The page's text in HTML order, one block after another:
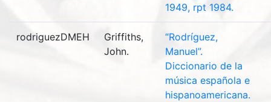
1949, rpt 1984.
rodriguezDMEH
Griffiths,
John.
“Rodríguez,
Manuel”.
Diccionario de la
música española e
hispanoamericana.